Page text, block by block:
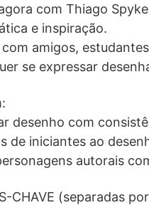
com Thiago
e inspiração.
amigos,
se expressar
desenho com
de iniciantes ao
autorais
CHAVE (separadas